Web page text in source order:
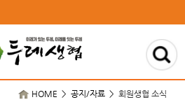
HOME > 공지/자료 > 회원생협 소식